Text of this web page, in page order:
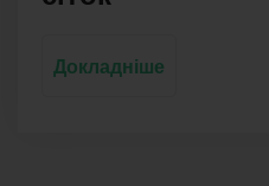
Докладніше